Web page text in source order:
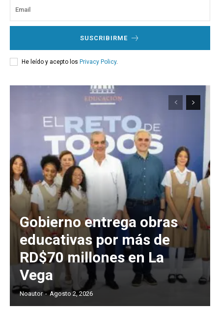
SUSCRIBIRME
He leído y acepto los Privacy Policy.
Gobierno entrega obras
educativas por más de
RD$70 millones en La
Vega
Noautor - Agosto 2, 2026